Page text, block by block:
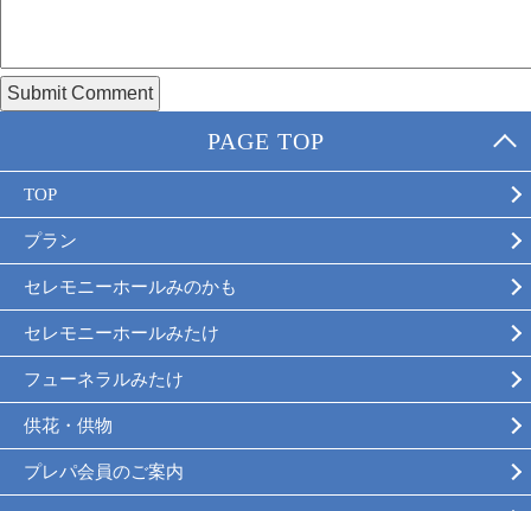
PAGE TOP
TOP
プラン
セレモニーホールみのかも
セレモニーホールみたけ
フューネラルみたけ
供花・供物
プレパ会員のご案内